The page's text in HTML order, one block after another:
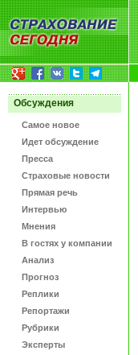
Обсуждения
Самое новое
Идет обсуждение
Пресса
Страховые новости
Прямая речь
Интервью
Мнения
В гостях у компании
Анализ
Прогноз
Реплики
Репортажи
Рубрики
Эксперты